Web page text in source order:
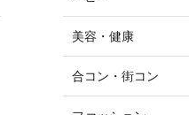
美容・健康
合コン・街コン